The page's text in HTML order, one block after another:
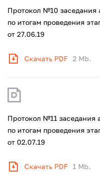
Протокол №10 заседания
по итогам проведения
от 27.06.19
Скачать PDF 2 Mb.
Протокол №11 заседания
по итогам проведения
от 02.07.19
Скачать PDF 1 Mb.